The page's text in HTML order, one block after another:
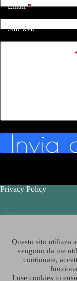
Email*
Sito web
Invia
Privacy Policy
Chi è
Who is
Questo sito utilizza
vengono da me
continuate,
I use cookies to